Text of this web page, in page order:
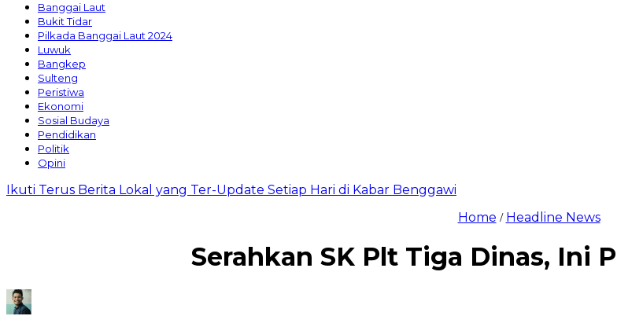
Banggai Laut
Bukit Tidar
Pilkada Banggai Laut 2024
Luwuk
Bangkep
Sulteng
Peristiwa
Ekonomi
Sosial Budaya
Pendidikan
Politik
Opini
Ikuti Terus Berita Lokal yang Ter-Update Setiap Hari di Kabar Benggawi
Home / Headline News
Serahkan SK Plt Tiga Dinas, Ini